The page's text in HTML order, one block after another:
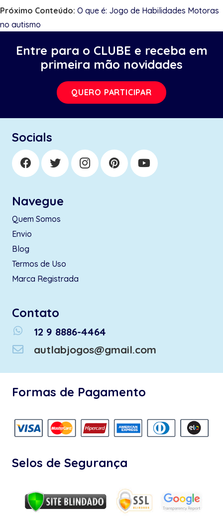
Próximo Conteúdo: O que é: Jogo de Habilidades Motoras
no autismo
Entre para o CLUBE e receba em
primeira mão novidades
QUERO PARTICIPAR
Socials
Navegue
Quem Somos
Envio
Blog
Termos de Uso
Marca Registrada
Contato
whatsapp
12 9 8886-4464
autlabjogos@gmail.com
Formas de Pagamento
Selos de Segurança